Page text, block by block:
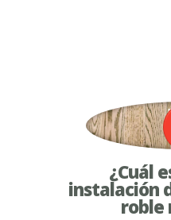
¿Cuál
instalación
roble